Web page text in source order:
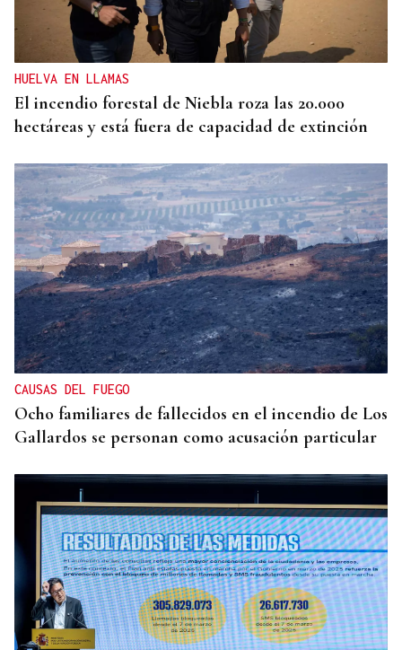
HUELVA EN LLAMAS
El incendio forestal de Niebla roza las 20.000
hectáreas y está fuera de capacidad de extinción
CAUSAS DEL FUEGO
Ocho familiares de fallecidos en el incendio de Los
Gallardos se personan como acusación particular